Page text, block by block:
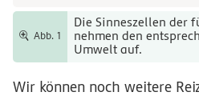
Abb. 1
Die Sinneszellen der
nehmen den
Umwelt auf.
Wir können noch weitere